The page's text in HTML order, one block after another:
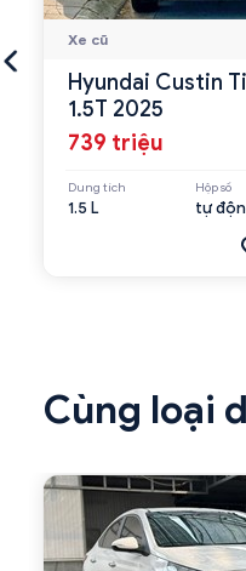
Xe cũ
Hyundai Custin
1.5T 2025
739 triệu
Dung tích
1.5 L
Hộp số
tự
Cùng loại